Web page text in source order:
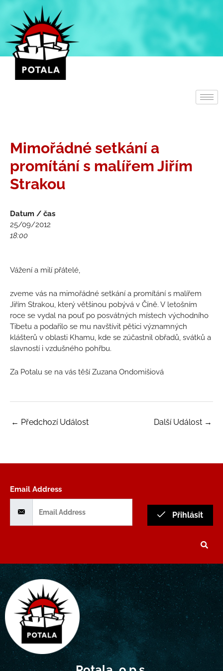
Přeskočit
obsah
Mimořádné setkání a
promítání s malířem Jiřím
Strakou
Datum / čas
25/09/2012
18:00
Vážení a milí přátelé,
zveme vás na mimořádné setkání a promítání s malířem
Jiřím Strakou, který většinou pobývá v Číně. V letošním
roce se vydal na pouť po posvátných místech východního
Tibetu a podařilo se mu navštívit pětici významných
klášterů v oblasti Khamu, kde se zúčastnil obřadů, svátků a
slavností i vzdušného pohřbu.
Za Potalu se na vás těší Zuzana Ondomišiová
← Předchozí Událost Další Událost →
Email Address
Přihlásit